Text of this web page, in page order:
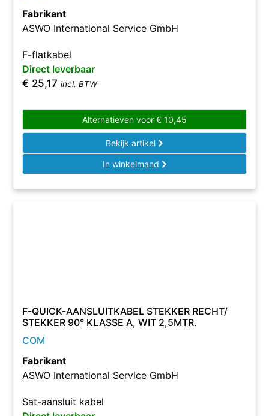
Fabrikant
ASWO International Service GmbH
F-flatkabel
Direct leverbaar
€ 25,17 incl. BTW
Alternatieven voor € 10,45
Bekijk artikel
In winkelmand
F-QUICK-AANSLUITKABEL STEKKER RECHT/
STEKKER 90° KLASSE A, WIT 2,5MTR.
COM
Fabrikant
ASWO International Service GmbH
Sat-aansluit kabel